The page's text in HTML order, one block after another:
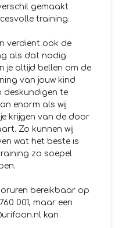
gemaakt
training.
verdient ook de
als dat nodig
je altijd bellen om de
van jouw kind
deskundigen te
enorm als wij
krijgen van de door
Zo kunnen wij
wat het beste is
zo soepel
bereikbaar op
001, maar een
kan